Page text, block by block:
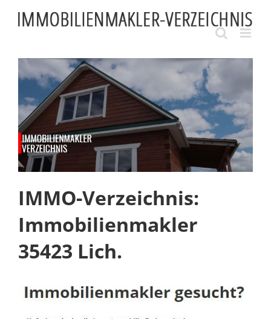
content
IMMO-Verzeichnis:
Immobilienmakler
35423 Lich.